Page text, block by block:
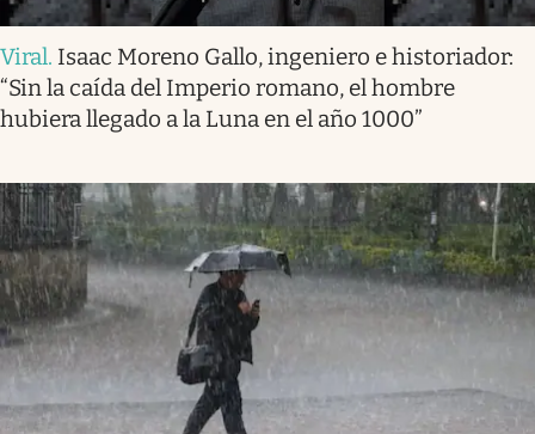
Viral. Isaac Moreno Gallo, ingeniero e historiador:
“Sin la caída del Imperio romano, el hombre
hubiera llegado a la Luna en el año 1000”